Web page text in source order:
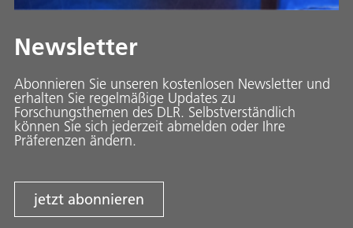
Newsletter
Abonnieren Sie unseren kostenlosen Newsletter und
erhalten Sie regelmäßige Updates zu
Forschungsthemen des DLR. Selbstverständlich
können Sie sich jederzeit abmelden oder Ihre
Präferenzen ändern.
jetzt abonnieren